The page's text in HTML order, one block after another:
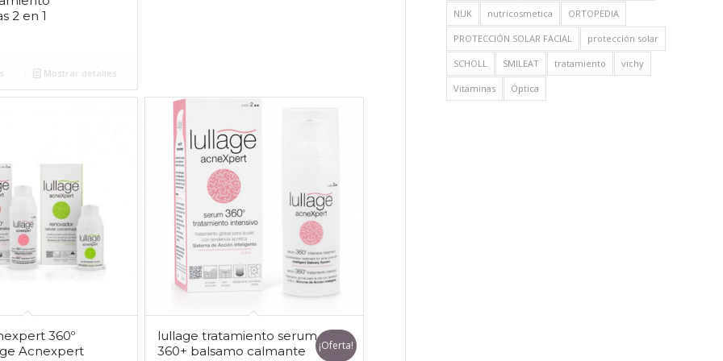
2 en 1
Mostrar detalles
360º
Acnexpert
lullage tratamiento serum
360+ balsamo calmante
¡Oferta!
NUK nutricosmetica ORTOPEDIA
PROTECCIÓN SOLAR FACIAL protección solar
SCHOLL SMILEAT tratamiento vichy
Vitaminas Óptica